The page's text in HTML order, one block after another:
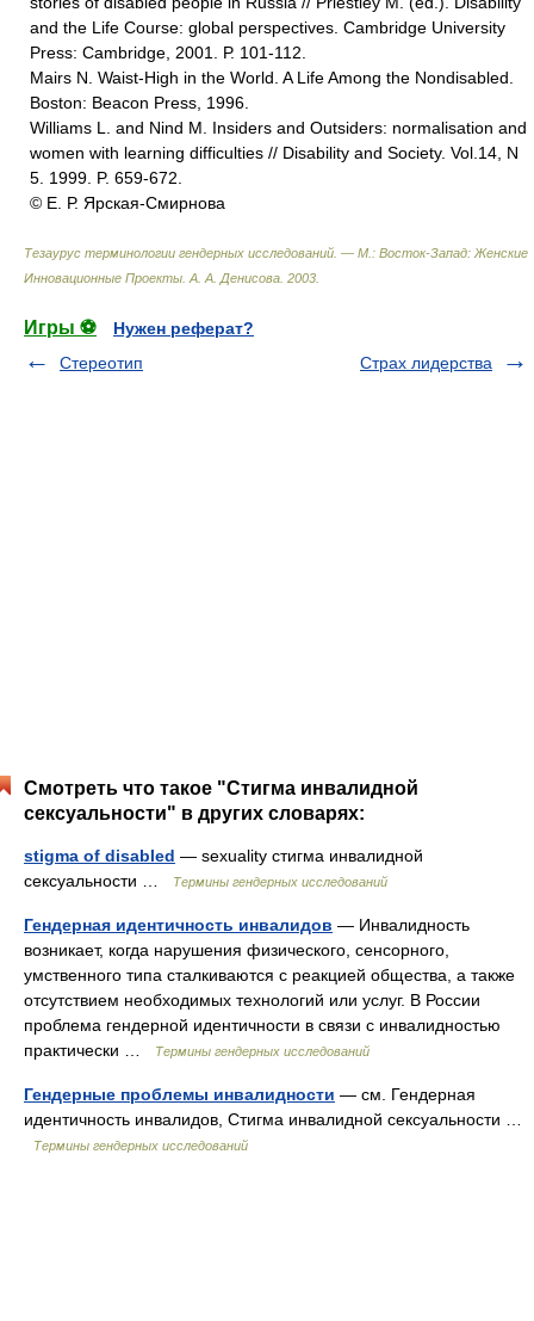
and the Life Course: global perspectives. Cambridge University
Press: Cambridge, 2001. Р. 101-112.
Mairs N. Waist-High in the World. A Life Among the Nondisabled.
Boston: Beacon Press, 1996.
Williams L. and Nind M. Insiders and Outsiders: normalisation and
women with learning difficulties // Disability and Society. Vol.14, N
5. 1999. P. 659-672.
© Е. Р. Ярская-Смирнова
Тезаурус терминологии гендерных исследований. — М.: Восток-Запад: Женские
Инновационные Проекты А. А. Денисова 2003
Игры ⚽
Нужен реферат?
Стереотип
Страх лидерства
Смотреть что такое "Стигма инвалидной
сексуальности" в других словарях:
stigma of disabled — sexuality стигма инвалидной
сексуальности …
Термины гендерных исследований
Гендерная идентичность инвалидов — Инвалидность
возникает, когда нарушения физического, сенсорного,
умственного типа сталкиваются с реакцией общества, а также
отсутствием необходимых технологий или услуг. В России
проблема гендерной идентичности в связи с инвалидностью
практически …
Термины гендерных исследований
Гендерные проблемы инвалидности — см. Гендерная
идентичность инвалидов, Стигма инвалидной сексуальности …
Термины гендерных исследований